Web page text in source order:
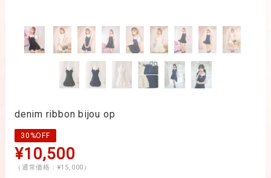
denim ribbon bijou op
30%OFF
¥10,500
（通常価格：¥15,000）